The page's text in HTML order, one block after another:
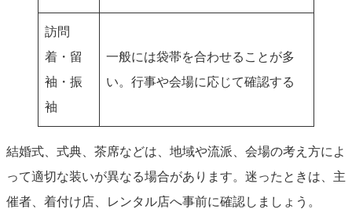
訪問
着・留
袖・振
袖
一般には袋帯を合わせることが多
い。行事や会場に応じて確認する
結婚式、式典、茶席などは、地域や流派、会場の考え方によ
って適切な装いが異なる場合があります。迷ったときは、主
催者、着付け店、レンタル店へ事前に確認しましょう。